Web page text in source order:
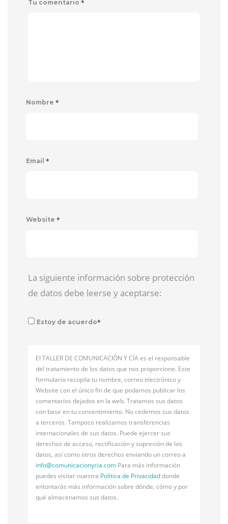
Tu comentario *
Nombre *
Email *
Website *
La siguiente información sobre protección
de datos debe leerse y aceptarse:
Estoy de acuerdo*
El TALLER DE COMUNICACIÓN Y CÍA es el responsable
del tratamiento de los datos que nos proporcione. Este
formulario recopila tu nombre, correo electrónico y
Website con el único fin de que podamos publicar los
comentarios dejados en la web. Tratamos sus datos
con base en tu consentimiento. No cedemos sus datos
a terceros. Tampoco realizamos transferencias
internacionales de sus datos. Puede ejercer sus
derechos de acceso, rectificación y supresión de los
datos, así como otros derechos enviando un correo a
info@comunicacionycia.com Para más información
puedes visitar nuestra Política de Privacidaddonde
entontarás más información sobre dónde, cómo y por
qué almacenamos sus datos.